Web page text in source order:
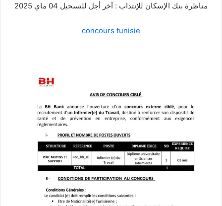
مناظرة بنك الإسكان للإنتداب : آخر أجل للتسجيل 04 ماي 2025
concours tunisie